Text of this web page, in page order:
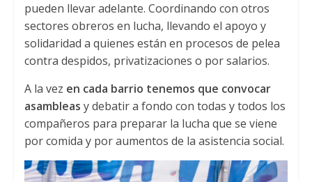
pueden llevar adelante. Coordinando con otros
sectores obreros en lucha, llevando el apoyo y
solidaridad a quienes están en procesos de pelea
contra despidos, privatizaciones o por salarios.
A la vez en cada barrio tenemos que convocar
asambleas y debatir a fondo con todas y todos los
compañeros para preparar la lucha que se viene
por comida y por aumentos de la asistencia social.